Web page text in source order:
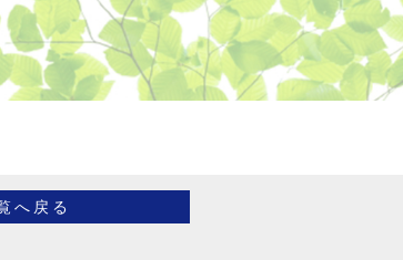
へ戻る